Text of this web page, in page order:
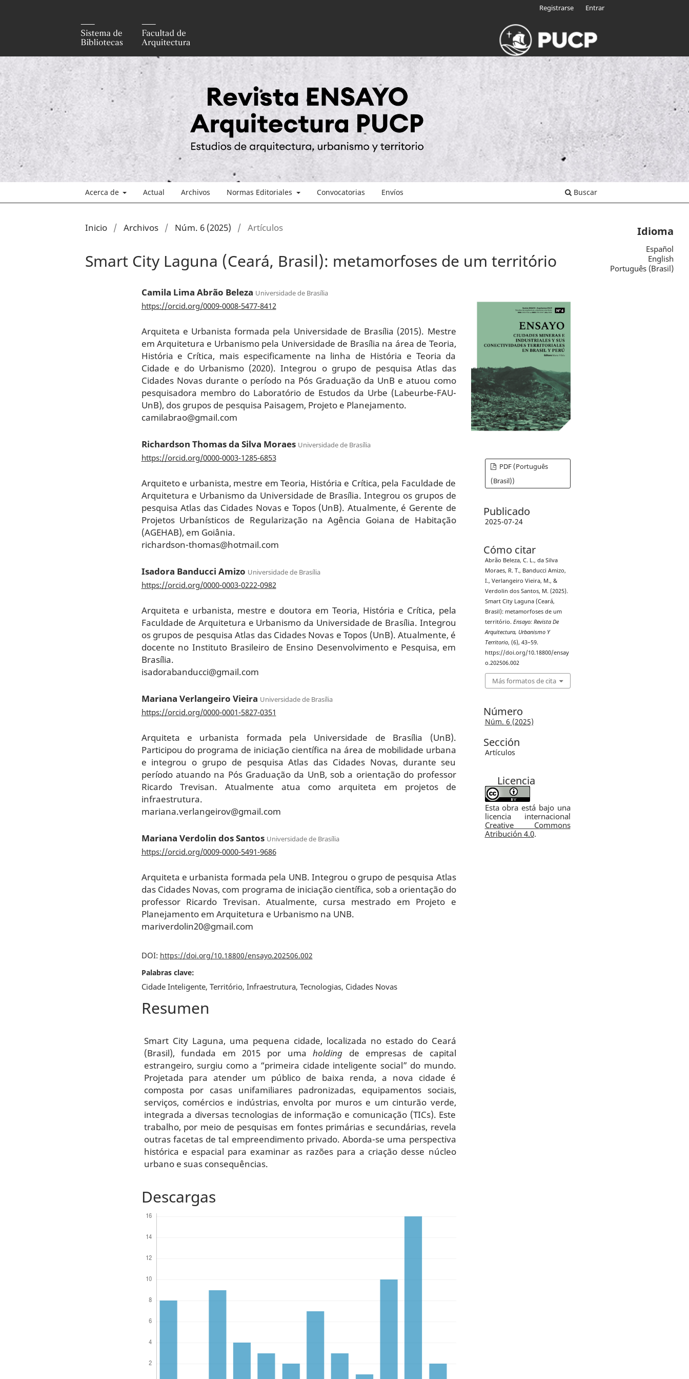
Acerca de Actual Archivos Normas Editoriales Convocatorias Envíos Buscar
Registrarse Entrar
Inicio / Archivos / Núm. 6 (2025) / Artículos
Smart City Laguna (Ceará, Brasil): metamorfoses de um território
Camila Lima Abrão Beleza Universidade de Brasília
https://orcid.org/0009-0008-5477-8412
Arquiteta e Urbanista formada pela Universidade de Brasília (2015). Mestre
em Arquitetura e Urbanismo pela Universidade de Brasília na área de Teoria,
História e Crítica, mais especificamente na linha de História e Teoria da
Cidade e do Urbanismo (2020). Integrou o grupo de pesquisa Atlas das
Cidades Novas durante o período na Pós Graduação da UnB e atuou como
pesquisadora membro do Laboratório de Estudos da Urbe (Labeurbe-FAU-
UnB), dos grupos de pesquisa Paisagem, Projeto e Planejamento.
camilabrao@gmail.com
Richardson Thomas da Silva Moraes Universidade de Brasília
https://orcid.org/0000-0003-1285-6853
Arquiteto e urbanista, mestre em Teoria, História e Crítica, pela Faculdade de
Arquitetura e Urbanismo da Universidade de Brasília. Integrou os grupos de
pesquisa Atlas das Cidades Novas e Topos (UnB). Atualmente, é Gerente de
Projetos Urbanísticos de Regularização na Agência Goiana de Habitação
(AGEHAB), em Goiânia.
richardson-thomas@hotmail.com
Isadora Banducci Amizo Universidade de Brasília
https://orcid.org/0000-0003-0222-0982
Arquiteta e urbanista, mestre e doutora em Teoria, História e Crítica, pela
Faculdade de Arquitetura e Urbanismo da Universidade de Brasília. Integrou
os grupos de pesquisa Atlas das Cidades Novas e Topos (UnB). Atualmente, é
docente no Instituto Brasileiro de Ensino Desenvolvimento e Pesquisa, em
Brasília.
isadorabanducci@gmail.com
Mariana Verlangeiro Vieira Universidade de Brasília
https://orcid.org/0000-0001-5827-0351
Arquiteta e urbanista formada pela Universidade de Brasília (UnB).
Participou do programa de iniciação científica na área de mobilidade urbana
e integrou o grupo de pesquisa Atlas das Cidades Novas, durante seu
período atuando na Pós Graduação da UnB, sob a orientação do professor
Ricardo Trevisan. Atualmente atua como arquiteta em projetos de
infraestrutura.
mariana.verlangeirov@gmail.com
Mariana Verdolin dos Santos Universidade de Brasília
https://orcid.org/0009-0000-5491-9686
Arquiteta e urbanista formada pela UNB. Integrou o grupo de pesquisa Atlas
das Cidades Novas, com programa de iniciação científica, sob a orientação do
professor Ricardo Trevisan. Atualmente, cursa mestrado em Projeto e
Planejamento em Arquitetura e Urbanismo na UNB.
mariverdolin20@gmail.com
DOI: https://doi.org/10.18800/ensayo.202506.002
Palabras clave:
Cidade Inteligente, Território, Infraestrutura, Tecnologias, Cidades Novas
Resumen
Smart City Laguna, uma pequena cidade, localizada no estado do Ceará
(Brasil), fundada em 2015 por umaholding de empresas de capital
estrangeiro, surgiu como a “primeira cidade inteligente social” do mundo.
Projetada para atender um público de baixa renda, a nova cidade é
composta por casas unifamiliares padronizadas, equipamentos sociais,
serviços, comércios e indústrias, envolta por muros e um cinturão verde,
integrada a diversas tecnologias de informação e comunicação (TICs). Este
trabalho, por meio de pesquisas em fontes primárias e secundárias, revela
outras facetas de tal empreendimento privado. Aborda-se uma perspectiva
histórica e espacial para examinar as razões para a criação desse núcleo
urbano e suas consequências.
Descargas
PDF (Português
(Brasil))
Publicado
2025-07-24
Cómo citar
Abrão Beleza, C. L., da Silva
Moraes, R. T., Banducci Amizo,
I., Verlangeiro Vieira, M., &
Verdolin dos Santos, M. (2025).
Smart City Laguna (Ceará,
Brasil): metamorfoses de um
território. Ensayo: Revista De
Arquitectura, Urbanismo Y
Territorio, (6), 43–59.
https://doi.org/10.18800/ensay
o.202506.002
Más formatos de cita
Número
Núm. 6 (2025)
Sección
Artículos
Licencia
Esta obra está bajo una
licencia internacional
Creative Commons
Atribución 4.0.
Idioma
Español
English
Português (Brasil)